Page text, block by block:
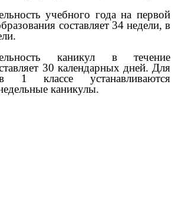
учебного года на первой
составляет 34 недели, в
каникул в течение
30 календарных дней. Для
1 классе устанавливаются
каникулы.